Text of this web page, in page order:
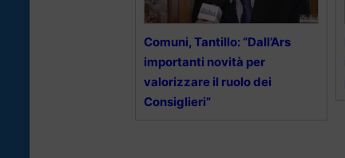
Comuni, Tantillo: “Dall’Ars
importanti novità per
valorizzare il ruolo dei
Consiglieri”